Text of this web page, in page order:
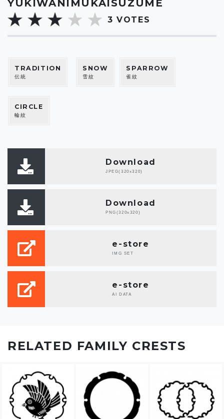
YUKIWANIMUKAISUZUME
3 VOTES
TRADITION
伝統
SNOW
雪紋
SPARROW
雀紋
CIRCLE
輪紋
Download
JPEG(320x320)
Download
PNG(320x320)
e-store
IMG SET
e-store
AI DATA
RELATED FAMILY CRESTS